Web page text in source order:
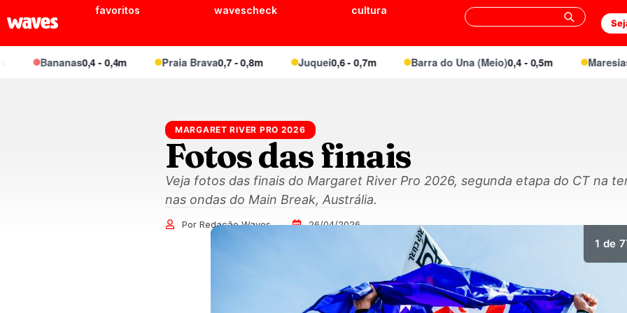
favoritos wavescheck cultura
Bananas0,4 - 0,4m Praia Brava0,7 - 0,8m Juquei0,6 - 0,7m Barra do Una (Meio)0,4 - 0,5m Maresias
MARGARET RIVER PRO 2026
Fotos das finais
Veja fotos das finais do Margaret River Pro 2026, segunda etapa do CT na
nas ondas do Main Break, Austrália.
Por Redação Waves 26/04/2026
1 de